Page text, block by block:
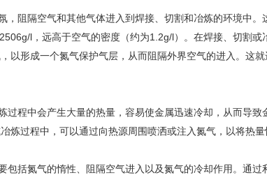
阻隔空气和其他气体进入到焊接、切割和冶炼的环境中。
l，远高于空气的密度（约为1.2g/l）。在焊接、切割或
以形成一个氮气保护气层，从而阻隔外界空气的进入。这就
程中会产生大量的热量，容易使金属迅速冷却，从而导致
炼过程中，可以通过向热源周围喷洒或注入氮气，以将热
括氮气的惰性、阻隔空气进入以及氮气的冷却作用。通过